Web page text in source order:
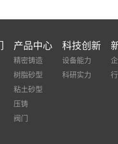
产品中心
精密铸造
树脂砂型
粘土砂型
压铸
阀门
科技创新
设备能力
科研实力